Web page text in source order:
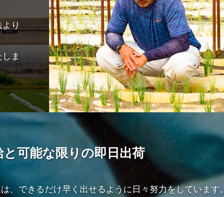
り
ま
と可能な限りの即日出荷
、できるだけ早く出せるように日々努力をしています。